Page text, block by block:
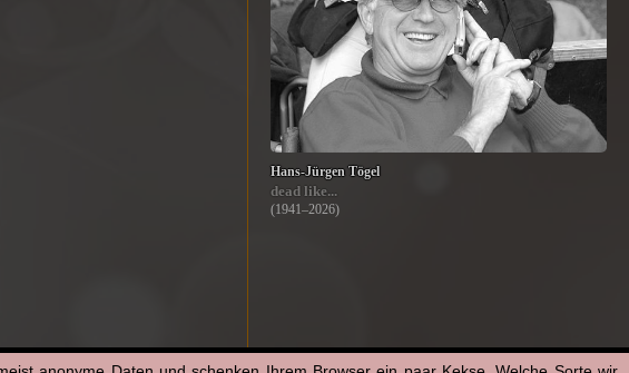
Hans-Jürgen Tögel
dead like...
(1941–2026)